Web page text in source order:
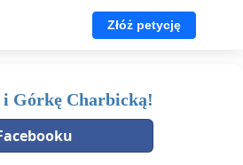
Złóż petycję
Górkę Charbicką!